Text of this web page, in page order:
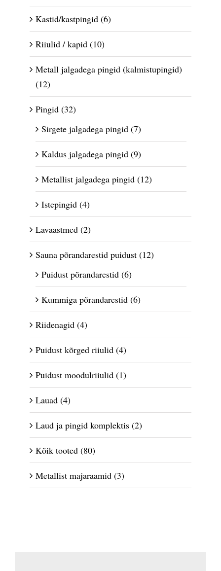
Kastid/kastpingid (6)
Riiulid / kapid (10)
Metall jalgadega pingid (kalmistupingid)
(12)
Pingid (32)
Sirgete jalgadega pingid (7)
Kaldus jalgadega pingid (9)
Metallist jalgadega pingid (12)
Istepingid (4)
Lavaastmed (2)
Sauna põrandarestid puidust (12)
Puidust põrandarestid (6)
Kummiga põrandarestid (6)
Riidenagid (4)
Puidust kõrged riiulid (4)
Puidust moodulriiulid (1)
Lauad (4)
Laud ja pingid komplektis (2)
Kõik tooted (80)
Metallist majaraamid (3)